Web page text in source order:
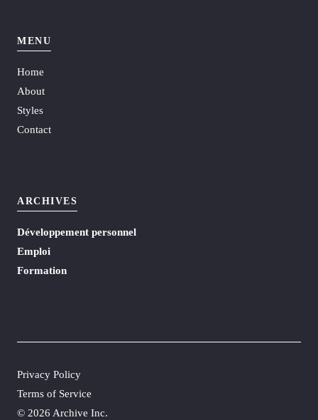
MENU
Home
About
Styles
Contact
ARCHIVES
Développement personnel
Emploi
Formation
© 2026 Archive Inc.
Privacy Policy
Terms of Service